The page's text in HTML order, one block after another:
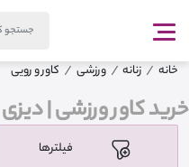
خانه زنانه ورزشی کاور و رویی
خرید کاور ورزشی | دیزی
فیلترها